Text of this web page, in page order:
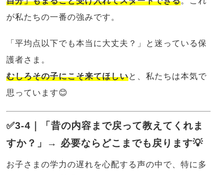
が私たちの一番の強みです。
「平均点以下でも本当に大丈夫？」と迷っている保
護者さま。
むしろその子にこそ来てほしいと、私たちは本気で
思っています😊
✅3-4｜「昔の内容まで戻って教えてくれま
すか？」→ 必要ならどこまでも戻ります💡
お子さまの学力の遅れを心配する声の中で、特に多